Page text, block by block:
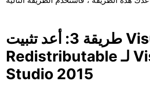
طريقة 3: أعد تثبيت Visual C ++
Redistributable لـ Visual
Studio 2015